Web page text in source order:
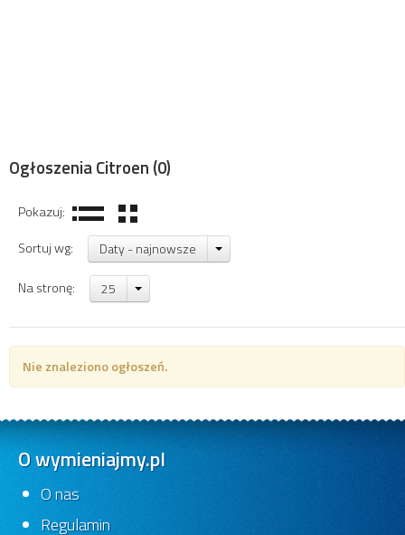
Ogłoszenia Citroen (0)
Pokazuj:
Sortuj wg:
Daty - najnowsze
Na stronę: 25
Nie znaleziono ogłoszeń.
O wymieniajmy.pl
O nas
Regulamin